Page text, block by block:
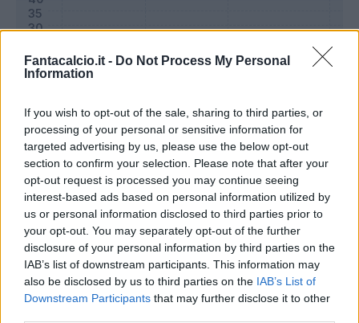
Fantacalcio.it - Do Not Process My Personal
Information
If you wish to opt-out of the sale, sharing to third parties, or
processing of your personal or sensitive information for
targeted advertising by us, please use the below opt-out
section to confirm your selection. Please note that after your
opt-out request is processed you may continue seeing
interest-based ads based on personal information utilized by
us or personal information disclosed to third parties prior to
your opt-out. You may separately opt-out of the further
disclosure of your personal information by third parties on the
IAB’s list of downstream participants. This information may
also be disclosed by us to third parties on the IAB’s List of
Downstream Participants that may further disclose it to other
Classic Mantra
Riepilogo stagione
Titolare 0 - 0%
Entrato 0 - 0 %
Squalificato